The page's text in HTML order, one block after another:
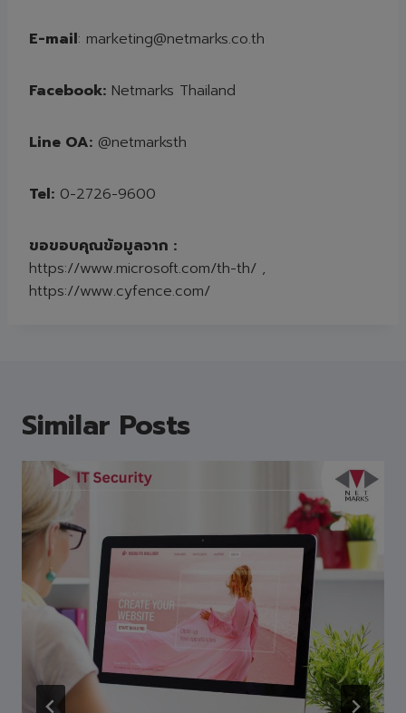
E-mail: marketing@netmarks.co.th
Facebook: Netmarks Thailand
Line OA: @netmarksth
Tel: 0-2726-9600
ขอขอบคุณข้อมูลจาก :
https://www.microsoft.com/th-th/ ,
https://www.cyfence.com/
Similar Posts